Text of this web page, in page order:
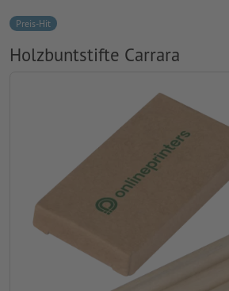
Preis-Hit
Holzbuntstifte Carrara